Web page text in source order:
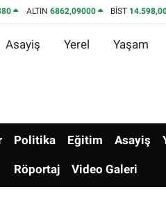
ALTIN 6862,09000 BİST
Asayiş Yerel Yaşam
Politika Eğitim Asayiş
Röportaj Video Galeri